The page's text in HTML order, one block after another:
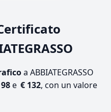
a ABBIATEGRASSO
e € 132, con un valore